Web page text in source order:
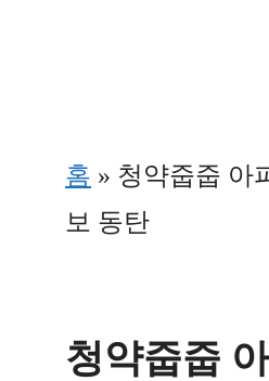
content
홈 » 청약줍줍 아
보 동탄
청약줍줍